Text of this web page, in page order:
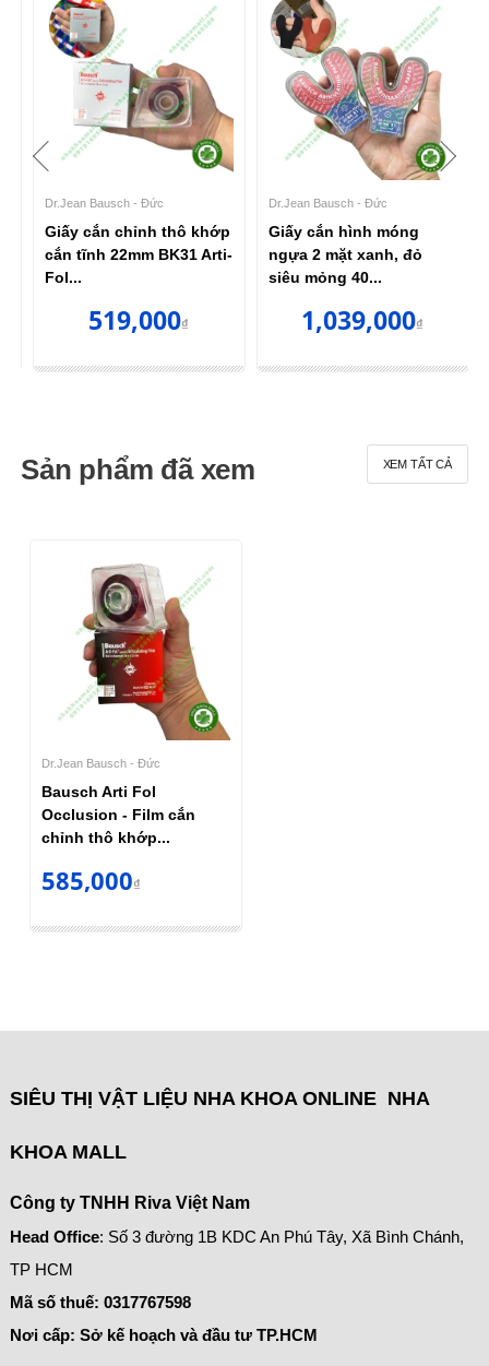
Dr.Jean Bausch - Đức
Giấy cắn chỉnh thô khớp
cắn tĩnh 22mm BK31 Arti-
Fol...
519,000₫
Dr.Jean Bausch - Đức
Giấy cắn hình móng
ngựa 2 mặt xanh, đỏ
siêu mỏng 40...
1,039,000₫
Sản phẩm đã xem XEM TẤT CẢ
Dr.Jean Bausch - Đức
Bausch Arti Fol
Occlusion - Film cắn
chỉnh thô khớp...
585,000₫
SIÊU THỊ VẬT LIỆU NHA KHOA ONLINE NHA
KHOA MALL
Công ty TNHH Riva Việt Nam
Head Office: Số 3 đường 1B KDC An Phú Tây, Xã Bình Chánh,
TP HCM
Mã số thuế: 0317767598
Nơi cấp: Sở kế hoạch và đầu tư TP.HCM